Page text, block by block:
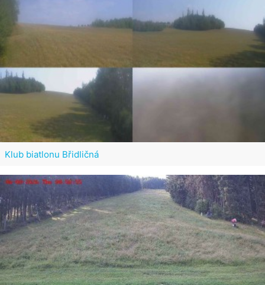
Klub biatlonu Břidličná